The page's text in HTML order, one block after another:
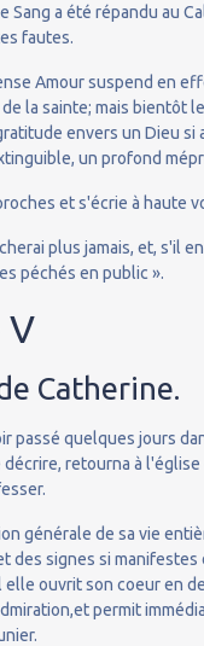
Sang a été répandu au
fautes.
Amour suspend en
la sainte; mais bientôt
envers un Dieu si
un profond
et s'écrie à haute
plus jamais, et, s'il
péchés en public ».
V
Catherine.
passé quelques jours
retourna à l'église
générale de sa vie
des signes si manifestes
elle ouvrit son coeur en
permit